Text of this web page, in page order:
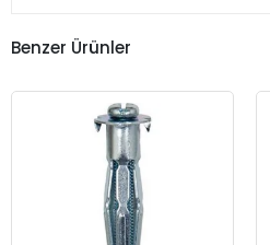
Benzer Ürünler